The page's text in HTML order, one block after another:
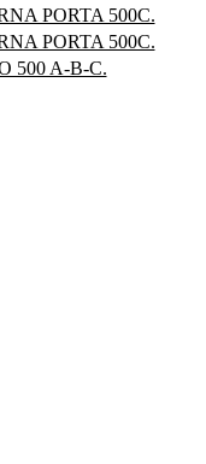
PORTA 500C.
PORTA 500C.
500 A-B-C.